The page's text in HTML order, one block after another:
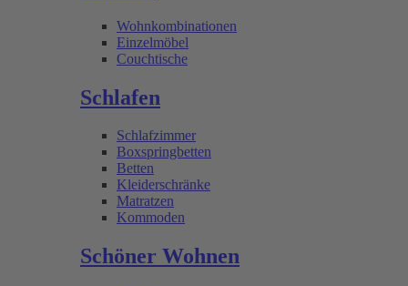
Wohnkombinationen
Einzelmöbel
Couchtische
Schlafen
Schlafzimmer
Boxspringbetten
Betten
Kleiderschränke
Matratzen
Kommoden
Schöner Wohnen